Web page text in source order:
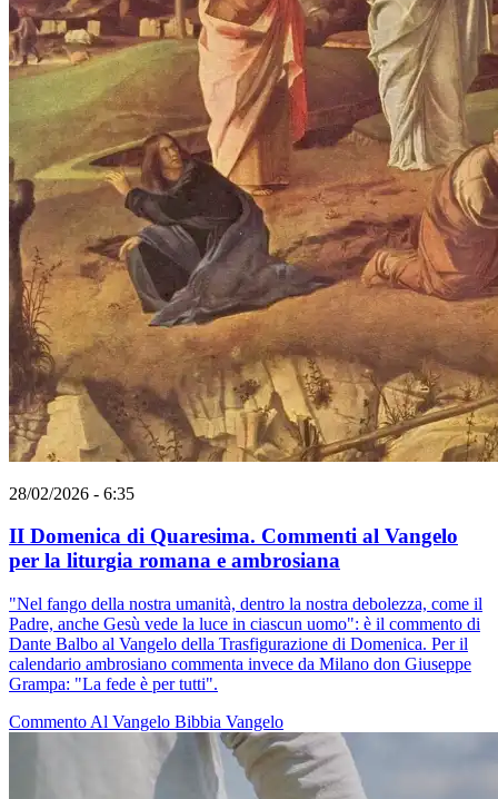
28/02/2026 - 6:35
II Domenica di Quaresima. Commenti al Vangelo
per la liturgia romana e ambrosiana
"Nel fango della nostra umanità, dentro la nostra debolezza, come il
Padre, anche Gesù vede la luce in ciascun uomo": è il commento di
Dante Balbo al Vangelo della Trasfigurazione di Domenica. Per il
calendario ambrosiano commenta invece da Milano don Giuseppe
Grampa: "La fede è per tutti".
Commento Al Vangelo Bibbia Vangelo